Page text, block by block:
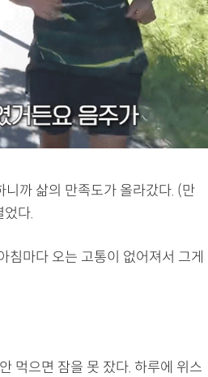
까 삶의 만족도가 올라갔다. (만
다.
침마다 오는 고통이 없어져서 그게
먹으면 잠을 못 잤다. 하루에 위스